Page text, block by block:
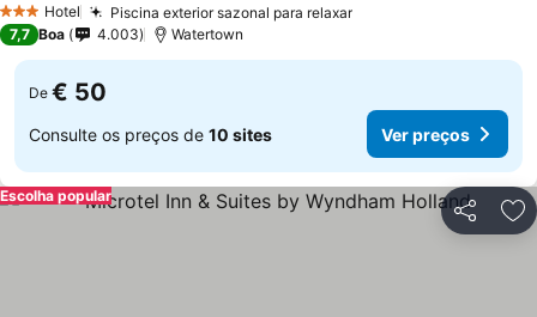
3 EstrelasHotel Piscina exterior sazonal para relaxarVer preços
Ver preços
7,7 Boa 4.003 Watertown
De € 50
Consulte os preços de 10 sites Ver preços
Partilhar
Escolha popular